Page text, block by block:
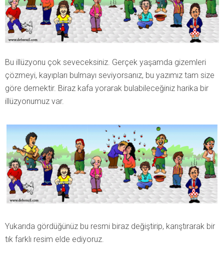
Bu illüzyonu çok seveceksiniz. Gerçek yaşamda gizemleri
çözmeyi, kayıpları bulmayı seviyorsanız, bu yazımız tam size
göre demektir. Biraz kafa yorarak bulabileceğiniz harika bir
illüzyonumuz var.
Yukarıda gördüğünüz bu resmi biraz değiştirip, karıştırarak bir
tık farklı resim elde ediyoruz.